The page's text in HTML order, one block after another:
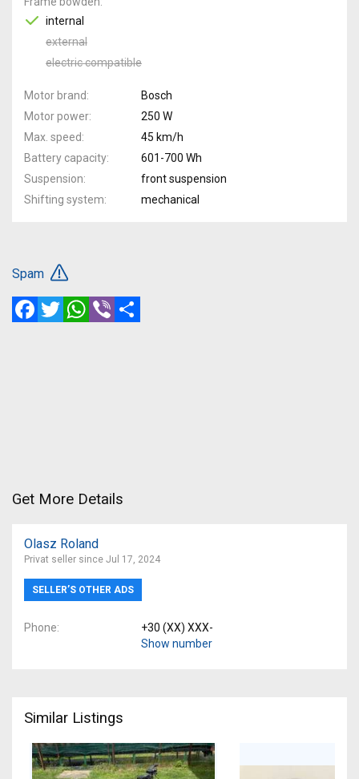
internal
external
electric compatible
Motor brand
Bosch
Motor power
250 W
Max. speed
45 km/h
Battery capacity
601-700 Wh
Suspension
front suspension
Shifting system
mechanical
Spam
FacebookTwitterWhatsApp
Viber
Get More Details
Olasz Roland
Privat seller since Jul 17, 2024
SELLER’S OTHER ADS
Phone
+30 (XX) XXX-
Show number
Similar Listings